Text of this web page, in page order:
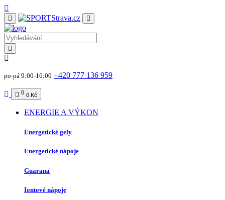
po-pá 9:00-16:00 +420 777 136 959
0 0 Kč
ENERGIE A VÝKON
Energetické gely
Energetické nápoje
Guarana
Iontové nápoje